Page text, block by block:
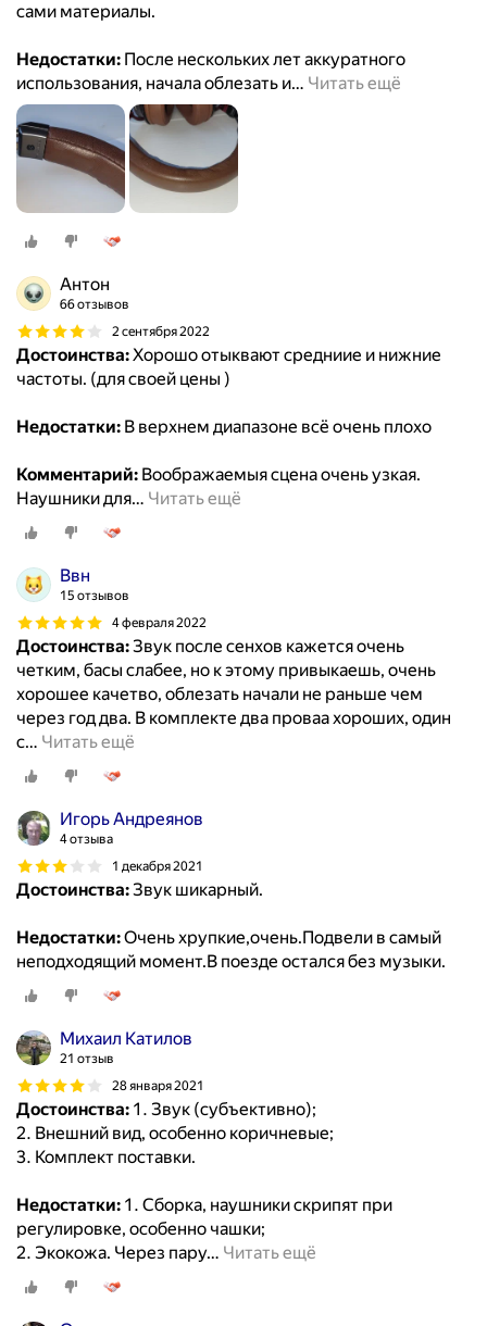
сами материалы.
Недостатки: После нескольких лет аккуратного
использования, начала облезать и… Читать ещё
Антон
66 отзывов
2 сентября 2022
Достоинства:Хорошо отыквают средниие и нижние
частоты. (для своей цены )
Недостатки: В верхнем диапазоне всё очень плохо
Комментарий: Воображаемыя сцена очень узкая.
Наушники для… Читать ещё
Ввн
15 отзывов
4 февраля 2022
Достоинства:Звук после сенхов кажется очень
четким, басы слабее, но к этому привыкаешь, очень
хорошее качетво, облезать начали не раньше чем
через год два. В комплекте два проваа хороших, один
с… Читать ещё
Игорь Андреянов
4 отзыва
1 декабря 2021
Достоинства:Звук шикарный.
Недостатки:Очень хрупкие,очень.Подвели в самый
неподходящий момент.В поезде остался без музыки.
Михаил Катилов
21 отзыв
28 января 2021
Достоинства: 1. Звук (субъективно);
2. Внешний вид, особенно коричневые;
3. Комплект поставки.
Недостатки: 1. Сборка, наушники скрипят при
регулировке, особенно чашки;
2. Экокожа. Через пару… Читать ещё